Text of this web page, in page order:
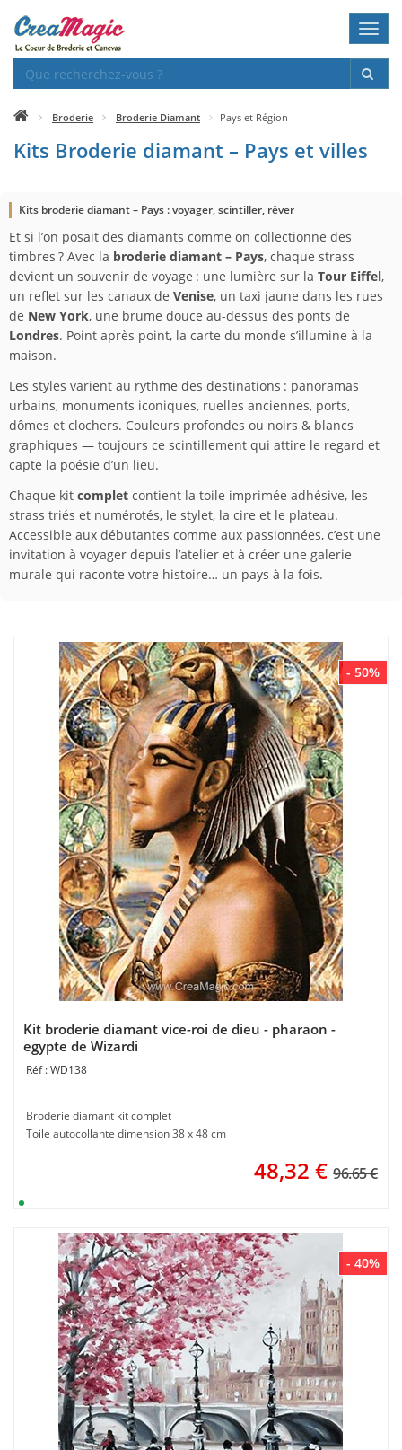
Broderie Broderie Diamant Pays et Région
Kits Broderie diamant – Pays et villes
Kits broderie diamant – Pays : voyager, scintiller, rêver
Et si l’on posait des diamants comme on collectionne des
timbres ? Avec la broderie diamant – Pays, chaque strass
devient un souvenir de voyage : une lumière sur la Tour Eiffel,
un reflet sur les canaux de Venise, un taxi jaune dans les rues
de New York, une brume douce au-dessus des ponts de
Londres. Point après point, la carte du monde s’illumine à la
maison.
Les styles varient au rythme des destinations : panoramas
urbains, monuments iconiques, ruelles anciennes, ports,
dômes et clochers. Couleurs profondes ou noirs & blancs
graphiques — toujours ce scintillement qui attire le regard et
capte la poésie d’un lieu.
Chaque kit complet contient la toile imprimée adhésive, les
strass triés et numérotés, le stylet, la cire et le plateau.
Accessible aux débutantes comme aux passionnées, c’est une
invitation à voyager depuis l’atelier et à créer une galerie
murale qui raconte votre histoire… un pays à la fois.
- 50%
Kit broderie diamant vice-roi de dieu - pharaon -
egypte de Wizardi
WD138
Broderie diamant kit complet
Toile autocollante dimension 38 x 48 cm
48,32 € 96.65 €
- 40%